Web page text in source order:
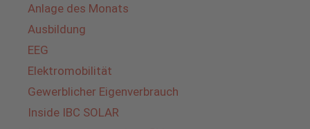
Anlage des Monats
Ausbildung
EEG
Elektromobilität
Gewerblicher Eigenverbrauch
Inside IBC SOLAR